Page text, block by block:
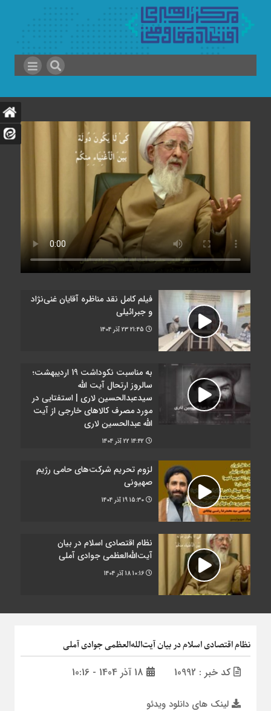
فیلم کامل نقد مناظره آقایان غنی‌نژاد
و جبرائیلی
23 آذر 1404
به مناسبت نکوداشت 19 اردیبهشت؛
سالروز ارتحال آیت الله
سیدعبدالحسین لاری | استفتایی در
مورد مصرف کالاهای خارجی از آیت
الله عبدالحسین لاری
22 آذر 1404
لزوم تحریم شرکت‌های حامی رژیم
صهیونی
19 آذر 1404
نظام اقتصادی اسلام در بیان
آیت‌الله‌العظمی جوادی آملی
18 آذر 1404
نظام اقتصادی اسلام در بیان آیت‌الله‌العظمی جوادی آملی
کد خبر : 10992
لینک های دانلود ویدئو